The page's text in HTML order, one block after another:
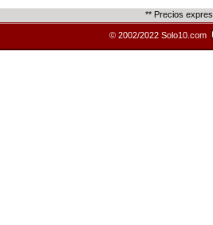
** Precios
© 2002/2022 Solo10.com